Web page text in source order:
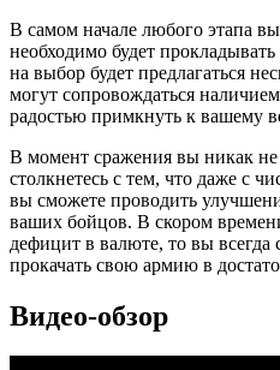
В самом начале любого этапа
необходимо будет
на выбор будет предлагаться
могут сопровождаться
радостью примкнуть к вашему
В момент сражения вы никак не
столкнетесь с тем, что даже с
вы сможете проводить
ваших бойцов. В скором
дефицит в валюте, то вы
прокачать свою армию в
Видео-обзор